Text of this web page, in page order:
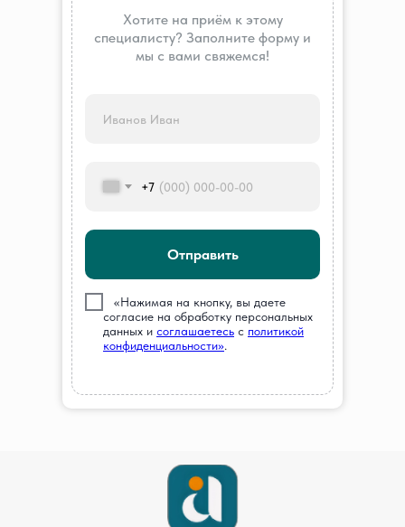
+7
Отправить
«Нажимая на кнопку, вы даете
согласие на обработку персональных
данных и соглашаетесь c политикой
конфиденциальности».
Хотите на приём к этому
специалисту? Заполните форму и
мы с вами свяжемся!